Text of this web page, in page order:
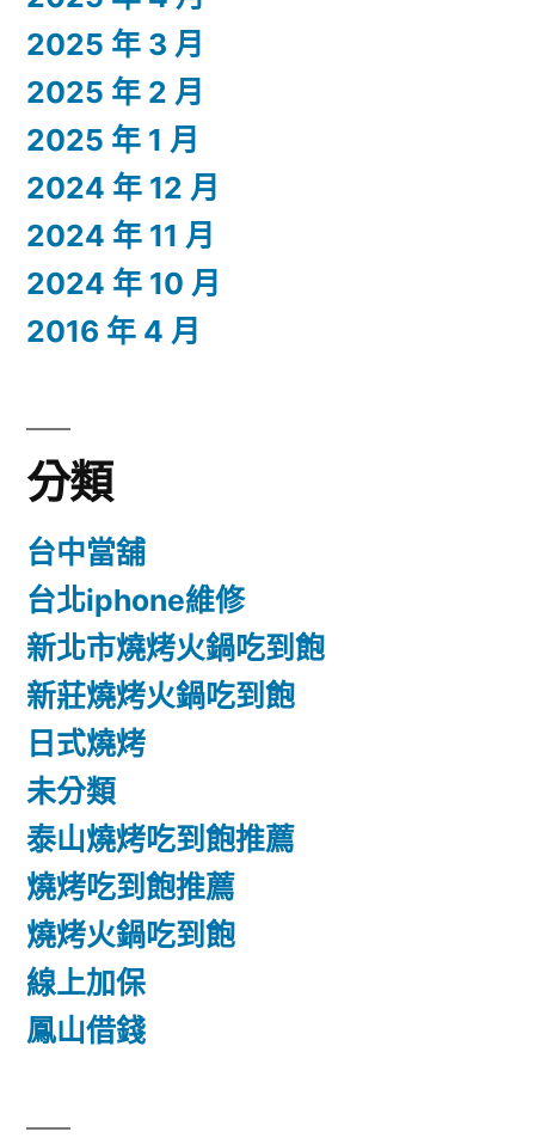
2025 年 3 月
2025 年 2 月
2025 年 1 月
2024 年 12 月
2024 年 11 月
2024 年 10 月
2016 年 4 月
分類
台中當舖
台北iphone維修
新北市燒烤火鍋吃到飽
新莊燒烤火鍋吃到飽
日式燒烤
未分類
泰山燒烤吃到飽推薦
燒烤吃到飽推薦
燒烤火鍋吃到飽
線上加保
鳳山借錢